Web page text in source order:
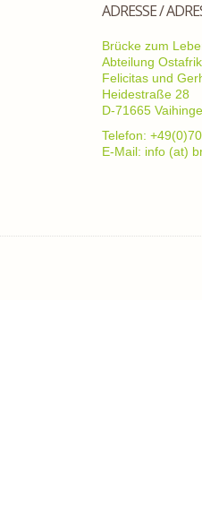
ADRESSE /
Brücke zum
Abteilung
Felicitas und
Heidestraße 28
D-71665
Telefon:
E-Mail: info (at)